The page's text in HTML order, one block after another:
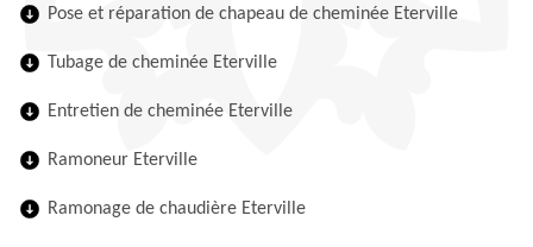
Pose et réparation de chapeau de cheminée Eterville
Tubage de cheminée Eterville
Entretien de cheminée Eterville
Ramoneur Eterville
Ramonage de chaudière Eterville